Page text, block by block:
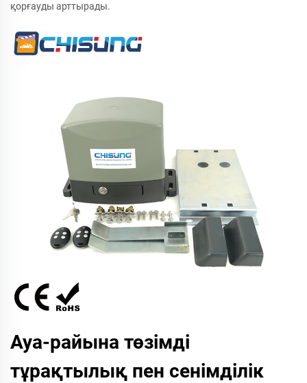
қорғауды арттырады.
Ауа-райына төзімді
тұрақтылық пен сенімділік